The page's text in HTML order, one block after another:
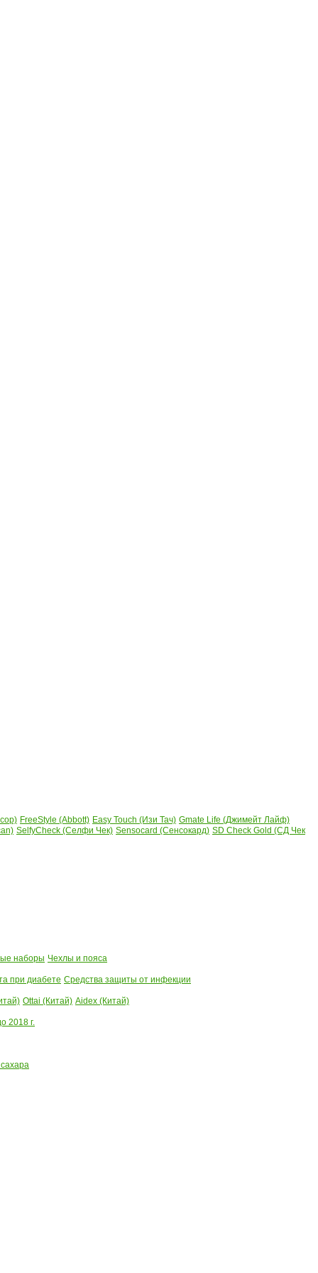
FreeStyle (Abbott) Easy Touch (Изи Тач) Gmate Life (Джимейт Лайф)
SelfyCheck (Селфи Чек) Sensocard (Сенсокард) SD Check Gold (СД Чек
наборы Чехлы и пояса
при диабете Средства защиты от инфекции
Ottai (Китай) Aidex (Китай)
2018 г.